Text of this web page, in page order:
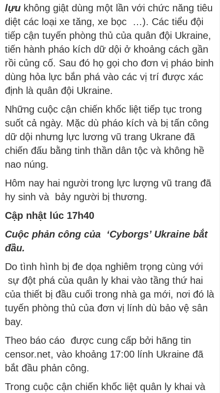
lựu không giật dùng một lần với chức năng tiêu
diệt các loại xe tăng, xe bọc …). Các tiểu đội
tiếp cận tuyến phòng thủ của quân đội Ukraine,
tiến hành pháo kích dữ dội ở khoảng cách gần
rồi củng cố. Sau đó họ gọi cho đơn vị pháo binh
dùng hỏa lực bắn phá vào các vị trí được xác
định là quân đội Ukraine.
Những cuộc cận chiến khốc liệt tiếp tục trong
suốt cả ngày. Mặc dù pháo kích và bị tấn công
dữ dội nhưng lực lương vũ trang Ukrane đã
chiến đấu bằng tinh thần dân tộc và không hề
nao núng.
Hôm nay hai người trong lực lượng vũ trang đã
hy sinh và bảy người bị thương.
Cập nhật lúc 17h40
Cuộc phản công của ‘Cyborgs’ Ukraine bắt
đầu.
Do tình hình bị đe dọa nghiêm trọng cùng với
sự đột phá của quân ly khai vào tầng thứ hai
của thiết bị đầu cuối trong nhà ga mới, nơi đó là
tuyến phòng thủ của đơn vị lính dù bảo vệ sân
bay.
Theo báo cáo được cung cấp bởi hãng tin
censor.net, vào khoảng 17:00 lính Ukraine đã
bắt đầu phản công.
Trong cuộc cận chiến khốc liệt quân ly khai và